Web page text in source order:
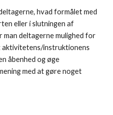
hvad formålet med
eller i slutningen af
man deltagerne mulighed for
aktivitetens/instruktionens
åbenhed og øge
med at gøre noget